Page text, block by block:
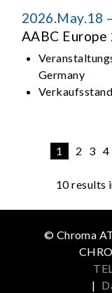
2026.May.18
AABC Europe
Germany
1 2 3 4
10results
© Chroma
|